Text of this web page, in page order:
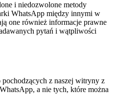
i niedozwolone metody
WhatsApp między innymi w
one również informacje prawne
pytań i wątpliwości
z naszej witryny z
a nie tych, które można